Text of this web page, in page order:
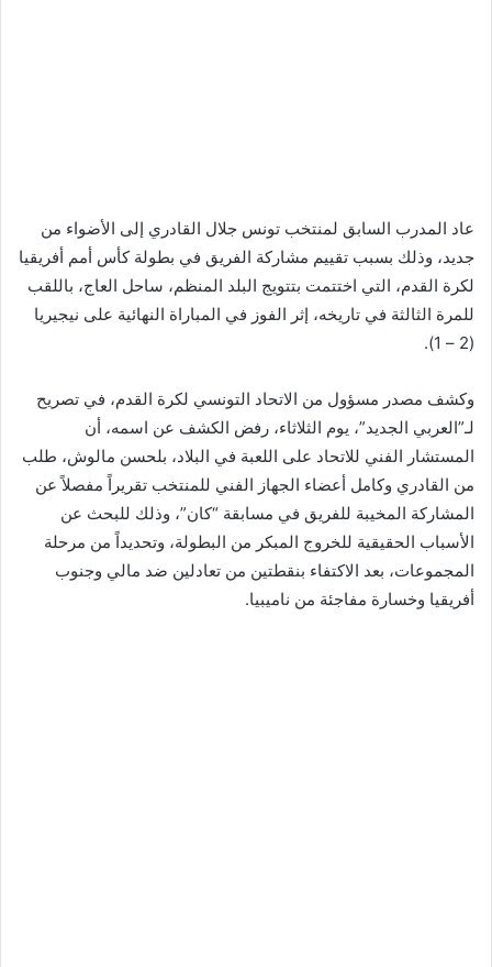
عاد المدرب السابق لمنتخب تونس جلال القادري إلى الأضواء من
جديد، وذلك بسبب تقييم مشاركة الفريق في بطولة كأس أمم أفريقيا
لكرة القدم، التي اختتمت بتتويج البلد المنظم، ساحل العاج، باللقب
للمرة الثالثة في تاريخه، إثر الفوز في المباراة النهائية على نيجيريا
(2 – 1).
وكشف مصدر مسؤول من الاتحاد التونسي لكرة القدم، في تصريح
لـ”العربي الجديد”، يوم الثلاثاء، رفض الكشف عن اسمه، أن
المستشار الفني للاتحاد على اللعبة في البلاد، بلحسن مالوش، طلب
من القادري وكامل أعضاء الجهاز الفني للمنتخب تقريراً مفصلاً عن
المشاركة المخيبة للفريق في مسابقة “كان”، وذلك للبحث عن
الأسباب الحقيقية للخروج المبكر من البطولة، وتحديداً من مرحلة
المجموعات، بعد الاكتفاء بنقطتين من تعادلين ضد مالي وجنوب
أفريقيا وخسارة مفاجئة من ناميبيا.